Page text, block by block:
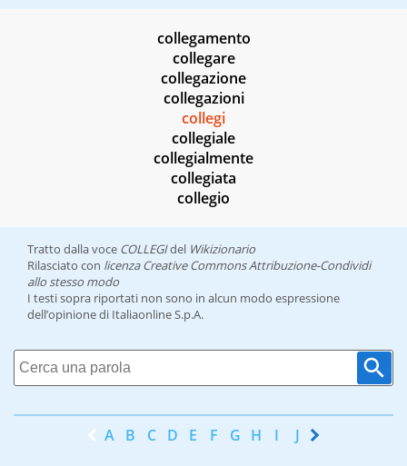
collegamento
collegare
collegazione
collegazioni
collegi
collegiale
collegialmente
collegiata
collegio
Tratto dalla voce COLLEGIdel Wikizionario
Rilasciato con licenza Creative Commons Attribuzione-Condividi
allo stesso modo
I testi sopra riportati non sono in alcun modo espressione
dell’opinione di Italiaonline S.p.A.
A B C D E F G H I J K